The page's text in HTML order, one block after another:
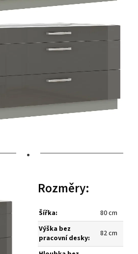
•
Rozměry:
Šířka:
80 cm
Výška bez
pracovní desky:
82 cm